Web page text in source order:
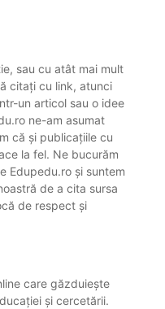
sau cu atât mai mult
citați cu link, atunci
un articol sau o idee
ne-am asumat
că și publicațiile cu
la fel. Ne bucurăm
Edupedu.ro și suntem
de a cita sursa
de respect și
care găzduiește
și cercetării.